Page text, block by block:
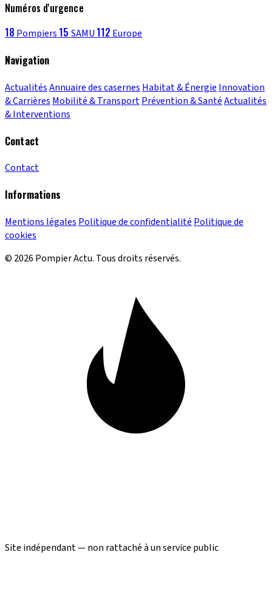
Numéros d'urgence
18 Pompiers 15 SAMU 112 Europe
Navigation
ActualitésAnnuaire des casernes Habitat & Énergie Innovation
& Carrières Mobilité & TransportPrévention & SantéActualités
& Interventions
Contact
Contact
Informations
Mentions légales Politique de confidentialité Politique de
cookies
© 2026 Pompier Actu. Tous droits réservés.
Site indépendant — non rattaché à un service public